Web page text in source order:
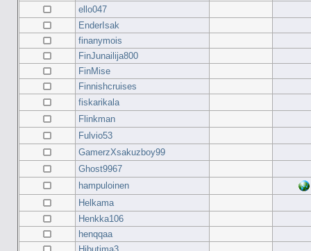
ello047
EnderIsak
finanymois
FinJunailija800
FinMise
Finnishcruises
fiskarikala
Flinkman
Fulvio53
GamerzXsakuzboy99
Ghost9967
hampuloinen
Helkama
Henkka106
henqqaa